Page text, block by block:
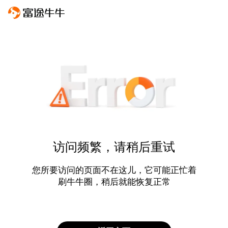
访问频繁，请稍后重试
您所要访问的页面不在这儿，它可能正忙着
刷牛牛圈，稍后就能恢复正常